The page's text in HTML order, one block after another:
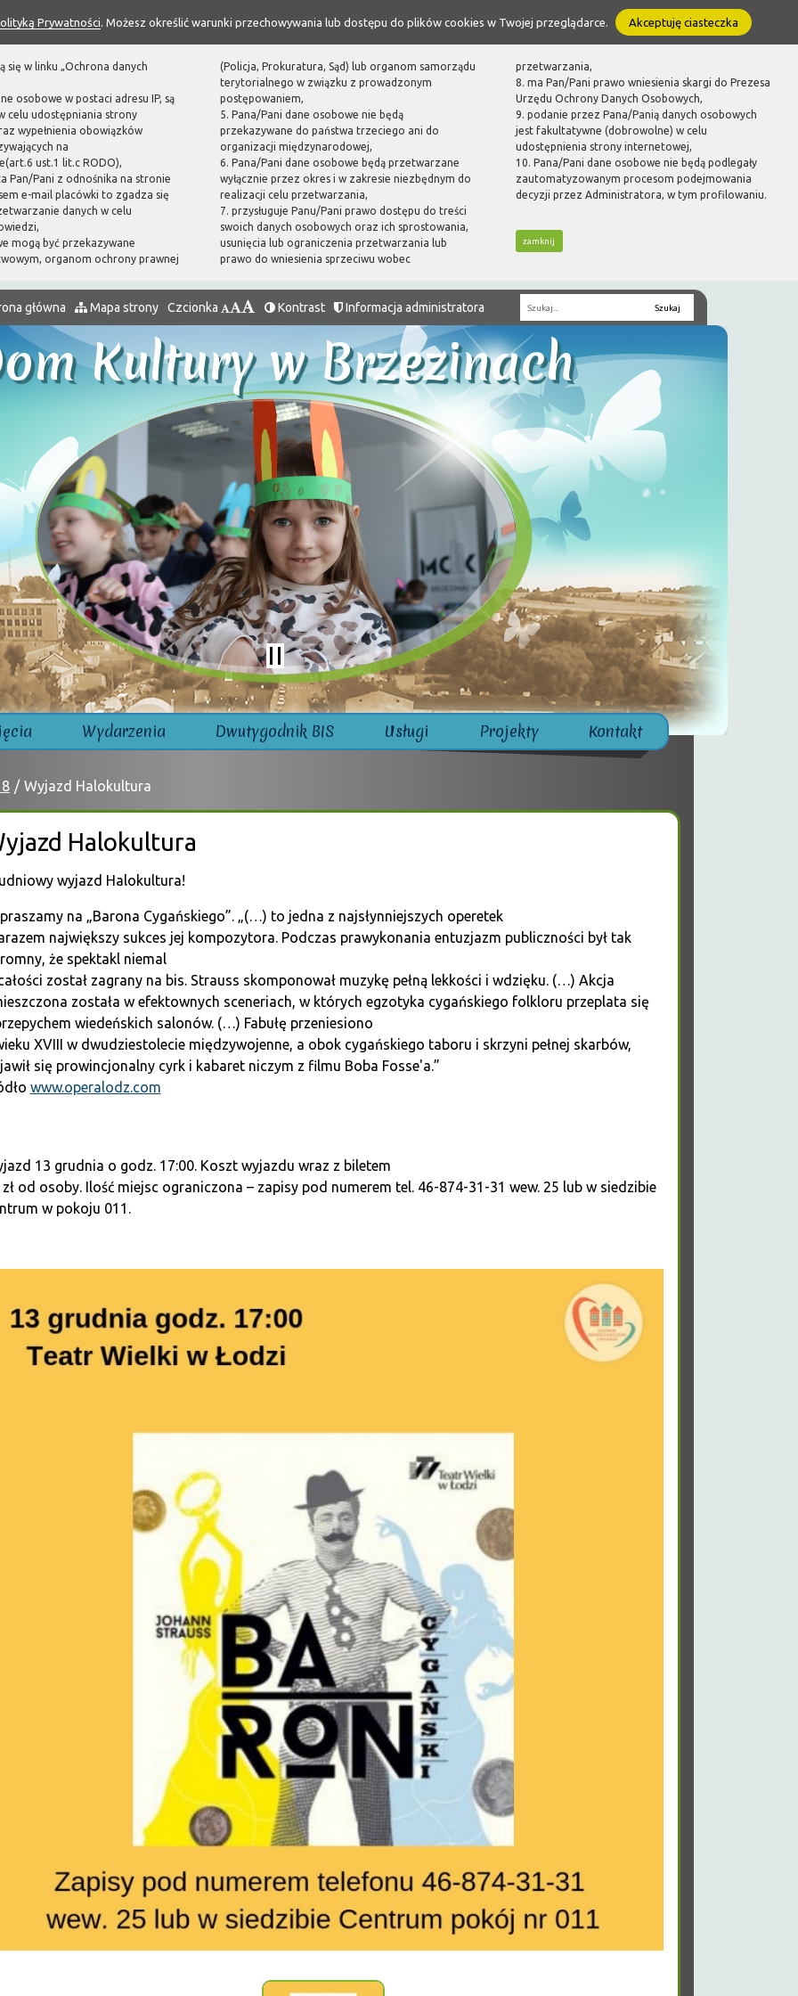
Prywatności. Możesz określić warunki przechowywania lub dostępu do plików cookies w Twojej przeglądarce. Akceptuję ciasteczka
się w linku „Ochrona danych
osobowe w postaci adresu IP, są
celu udostępniania strony
wypełnienia obowiązków
na
ust.1 lit.c RODO),
Pan/Pani z odnośnika na stronie
e-mail placówki to zgadza się
danych w celu
mogą być przekazywane
organom ochrony prawnej
(Policja, Prokuratura, Sąd) lub organom samorządu
terytorialnego w związku z prowadzonym
postępowaniem,
5. Pana/Pani dane osobowe nie będą
przekazywane do państwa trzeciego ani do
organizacji międzynarodowej,
6. Pana/Pani dane osobowe będą przetwarzane
wyłącznie przez okres i w zakresie niezbędnym do
realizacji celu przetwarzania,
7. przysługuje Panu/Pani prawo dostępu do treści
swoich danych osobowych oraz ich sprostowania,
usunięcia lub ograniczenia przetwarzania lub
prawo do wniesienia sprzeciwu wobec
przetwarzania,
8. ma Pan/Pani prawo wniesienia skargi do Prezesa
Urzędu Ochrony Danych Osobowych,
9. podanie przez Pana/Panią danych osobowych
jest fakultatywne (dobrowolne) w celu
udostępnienia strony internetowej,
10. Pana/Pani dane osobowe nie będą podlegały
zautomatyzowanym procesom podejmowania
decyzji przez Administratora, w tym profilowaniu.
zamknij
główna Mapa strony Czcionka Kontrast Informacja administratora
Fraza
Kultury w Brzezinach
Wydarzenia Dwutygodnik BIS Usługi Projekty Kontakt
Wyjazd Halokultura
Halokultura
wyjazd Halokultura!
na „Barona Cygańskiego”. „(…) to jedna z najsłynniejszych operetek
największy sukces jej kompozytora. Podczas prawykonania entuzjazm publiczności był tak
że spektakl niemal
został zagrany na bis. Strauss skomponował muzykę pełną lekkości i wdzięku. (…) Akcja
została w efektownych sceneriach, w których egzotyka cygańskiego folkloru przeplata się
wiedeńskich salonów. (…) Fabułę przeniesiono
XVIII w dwudziestolecie międzywojenne, a obok cygańskiego taboru i skrzyni pełnej skarbów,
się prowincjonalny cyrk i kabaret niczym z filmu Boba Fosse'a.”
www.operalodz.com
13 grudnia o godz. 17:00. Koszt wyjazdu wraz z biletem
od osoby. Ilość miejsc ograniczona – zapisy pod numerem tel. 46-874-31-31 wew. 25 lub w siedzibie
w pokoju 011.